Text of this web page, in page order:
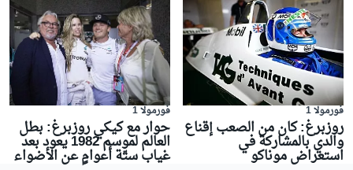
فورمولا 1
روزبرغ: كان من الصعب إقناع
والدي بالمشاركة في
استعراض موناكو
فورمولا 1
حوار مع كيكي روزبرغ: بطل
العالم لموسم 1982 يعود بعد
غياب ستّة أعوامٍ عن الأضواء